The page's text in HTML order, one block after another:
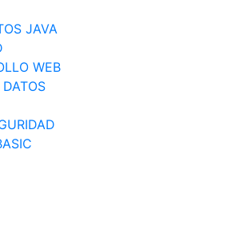
JAVA
WEB